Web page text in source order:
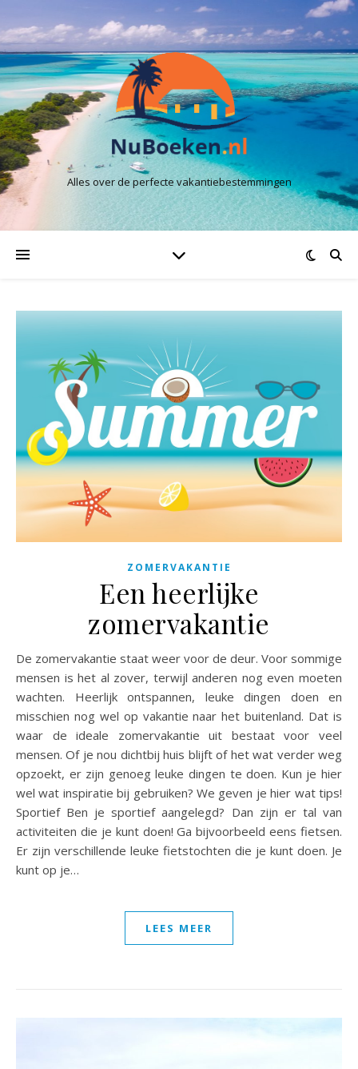
Alles over de perfecte vakantiebestemmingen
ZOMERVAKANTIE
Een heerlijke
zomervakantie
De zomervakantie staat weer voor de deur. Voor sommige
mensen is het al zover, terwijl anderen nog even moeten
wachten. Heerlijk ontspannen, leuke dingen doen en
misschien nog wel op vakantie naar het buitenland. Dat is
waar de ideale zomervakantie uit bestaat voor veel
mensen. Of je nou dichtbij huis blijft of het wat verder weg
opzoekt, er zijn genoeg leuke dingen te doen. Kun je hier
wel wat inspiratie bij gebruiken? We geven je hier wat tips!
Sportief Ben je sportief aangelegd? Dan zijn er tal van
activiteiten die je kunt doen! Ga bijvoorbeeld eens fietsen.
Er zijn verschillende leuke fietstochten die je kunt doen. Je
kunt op je…
LEES MEER